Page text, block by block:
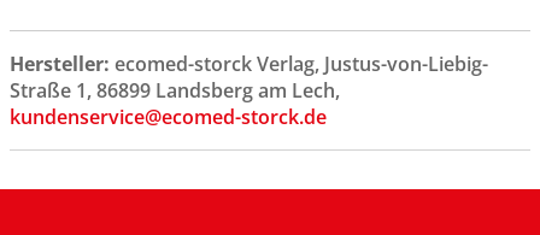
Hersteller: ecomed-storck Verlag, Justus-von-Liebig-
Straße 1, 86899 Landsberg am Lech,
kundenservice@ecomed-storck.de